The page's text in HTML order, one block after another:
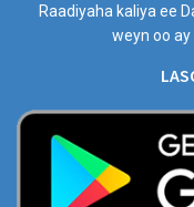
Raadiyaha kaliya ee
weyn oo